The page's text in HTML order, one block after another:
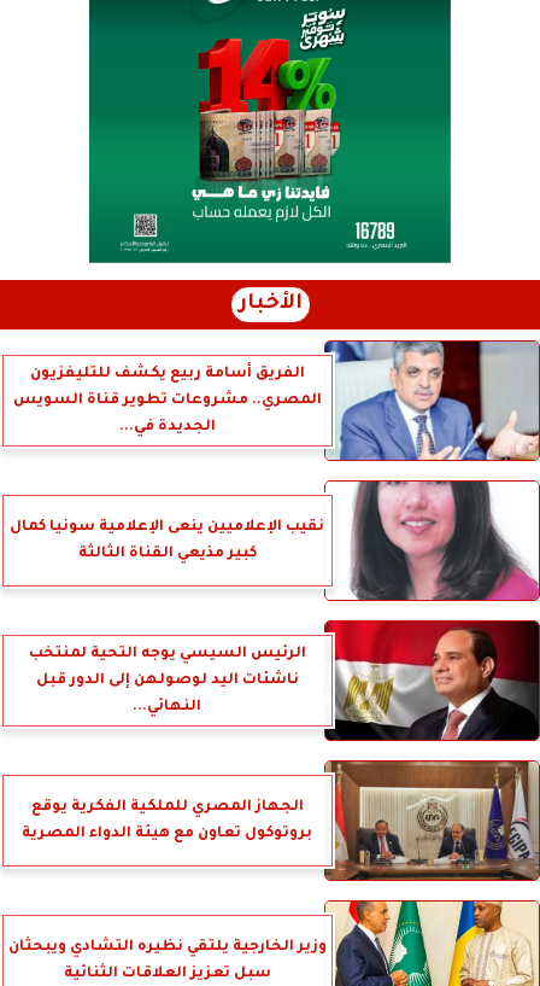
الأخبار
الفريق أسامة ربيع يكشف للتليفزيون
المصري.. مشروعات تطوير قناة السويس
الجديدة في...
نقيب الإعلاميين ينعى الإعلامية سونيا كمال
كبير مذيعي القناة الثالثة
الرئيس السيسي يوجه التحية لمنتخب
ناشئات اليد لوصولهن إلى الدور قبل
النهائي...
الجهاز المصري للملكية الفكرية يوقع
بروتوكول تعاون مع هيئة الدواء المصرية
وزير الخارجية يلتقي نظيره التشادي ويبحثان
سبل تعزيز العلاقات الثنائية